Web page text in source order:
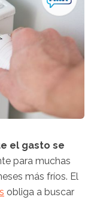
el gasto se
para muchas
más fríos. El
obliga a buscar